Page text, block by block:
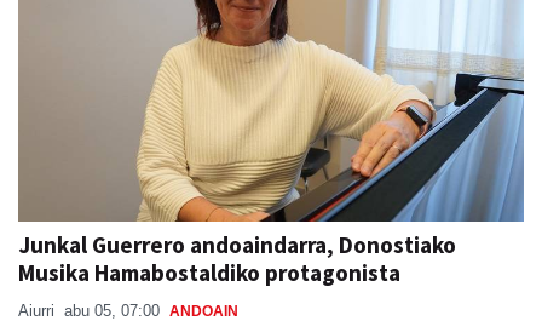
Junkal Guerrero andoaindarra, Donostiako
Musika Hamabostaldiko protagonista
Aiurri abu 05, 07:00 ANDOAIN